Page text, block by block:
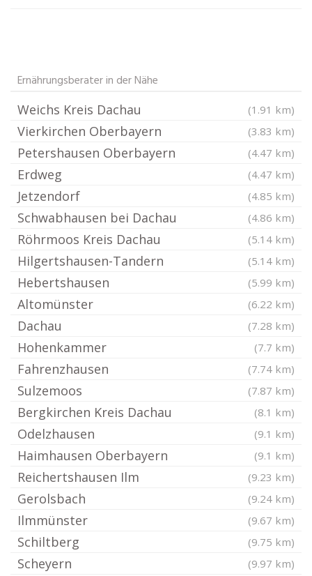
Ernährungsberater in der Nähe
Weichs Kreis Dachau (1.91 km)
Vierkirchen Oberbayern (3.83 km)
Petershausen Oberbayern (4.47 km)
Erdweg (4.47 km)
Jetzendorf (4.85 km)
Schwabhausen bei Dachau (4.86 km)
Röhrmoos Kreis Dachau (5.14 km)
Hilgertshausen-Tandern (5.14 km)
Hebertshausen (5.99 km)
Altomünster (6.22 km)
Dachau (7.28 km)
Hohenkammer (7.7 km)
Fahrenzhausen (7.74 km)
Sulzemoos (7.87 km)
Bergkirchen Kreis Dachau (8.1 km)
Odelzhausen (9.1 km)
Haimhausen Oberbayern (9.1 km)
Reichertshausen Ilm (9.23 km)
Gerolsbach (9.24 km)
Ilmmünster (9.67 km)
Schiltberg (9.75 km)
Scheyern (9.97 km)